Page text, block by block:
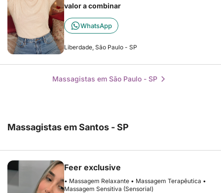
valor a combinar
WhatsApp
Liberdade, São Paulo - SP
Massagistas em São Paulo - SP
Massagistas em Santos - SP
Feer exclusive
• Massagem Relaxante • Massagem Terapêutica •
Massagem Sensitiva (Sensorial)